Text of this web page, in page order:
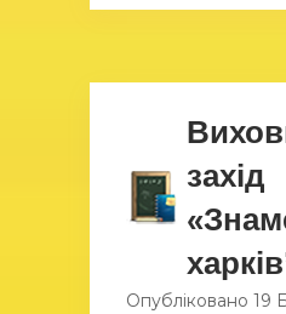
захід
Опубліковано 19